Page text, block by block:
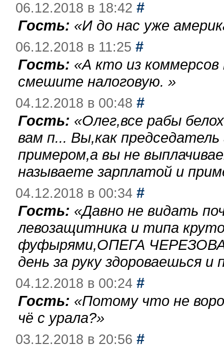
06.12.2018 в 18:42 #
Гость: «И до нас уже
06.12.2018 в 11:25 #
Гость: «А кто из
смешите налоговую. »
04.12.2018 в 00:48 #
Гость: «Олег,все рабы
вам п... Вы,как
примером,а вы не
называете зарплатой и
04.12.2018 в 00:34 #
Гость: «Давно не видать
левозащитника и типа
фуфырями,ОПЕГА
день за руку здороваешься
04.12.2018 в 00:24 #
Гость: «Потому что не
чё с урала?»
03.12.2018 в 20:56 #